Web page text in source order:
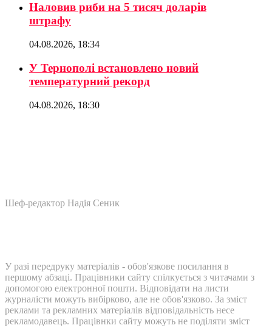
Наловив риби на 5 тисяч доларів
штрафу
04.08.2026, 18:34
У Тернополі встановлено новий
температурний рекорд
04.08.2026, 18:30
Шеф-редактор Надія Сеник
У разі передруку матеріалів - обов'язкове посилання в
першому абзаці. Працівники сайту спілкується з читачами з
допомогою електронної пошти. Відповідати на листи
журналісти можуть вибірково, але не обов'язково. За зміст
реклами та рекламних матеріалів відповідальність несе
рекламодавець. Працівнки сайту можуть не поділяти зміст